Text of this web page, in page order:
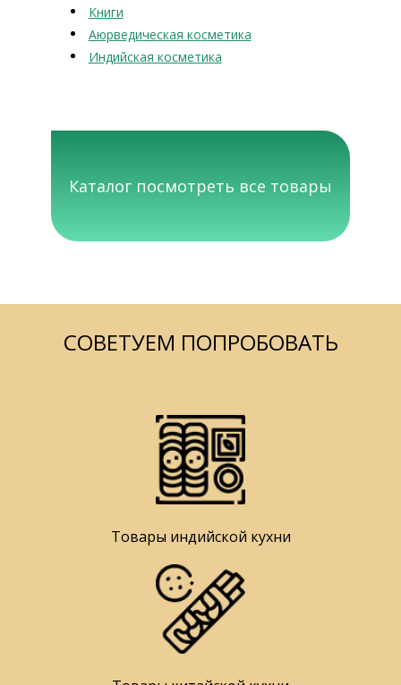
Книги
Аюрведическая косметика
Индийская косметика
Каталог посмотреть все товары
СОВЕТУЕМ ПОПРОБОВАТЬ
Товары индийской кухни